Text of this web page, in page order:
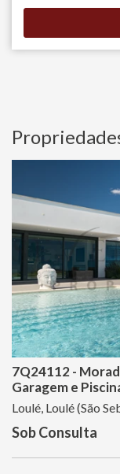
7Q24112 -
Garagem e
Algarve, Portugal
Loulé, Loulé (São
Sob Consulta